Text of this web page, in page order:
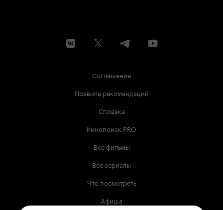
Соглашение
Правила рекомендаций
Справка
Кинопоиск PRO
Все фильмы
Все сериалы
Что посмотреть
Афиша